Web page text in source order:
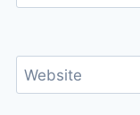
Website